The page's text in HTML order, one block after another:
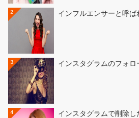
2 インフルエンサーと呼
3 インスタグラムのフォ
4 インスタグラムで削除